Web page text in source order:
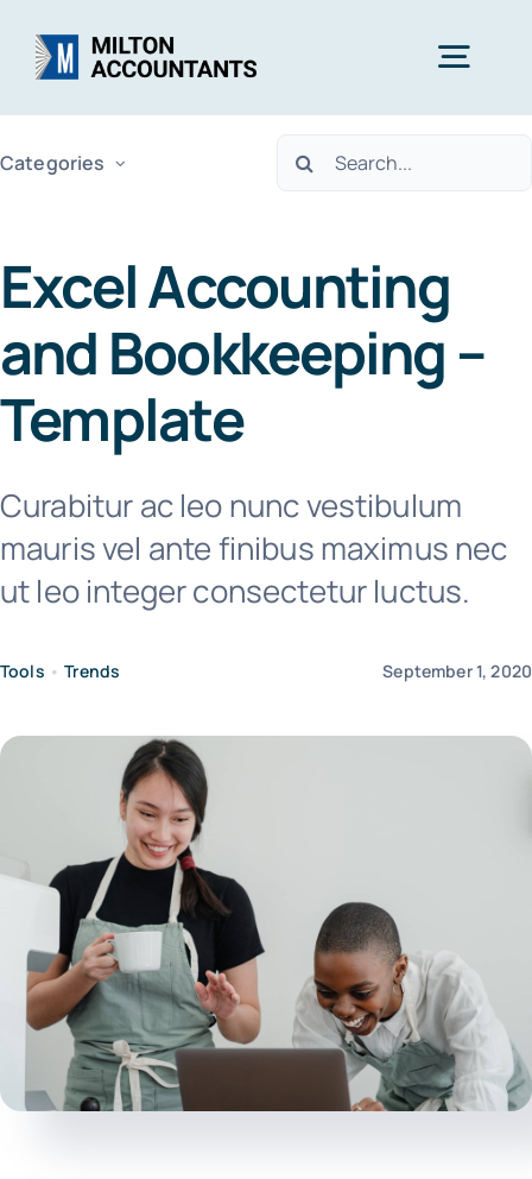
Home
Industries
About Us
Free Consultation
+44 757 7415650
Categories
Search
Excel Accounting
and Bookkeeping –
Template
Curabitur ac leo nunc vestibulum
mauris vel ante finibus maximus nec
ut leo integer consectetur luctus.
Tools •Trends September 1, 2020